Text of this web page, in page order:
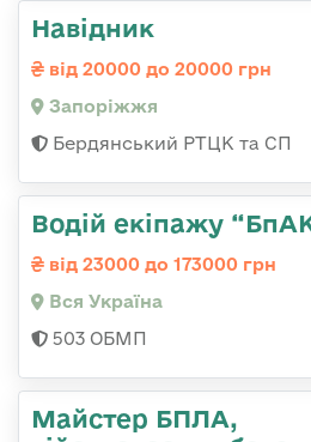
Навідник
від 20000 до 20000 грн
Запоріжжя
Бердянський РТЦК та СП
Водій екіпажу
від 23000 до 173000 грн
Вся Україна
503 ОБМП
Майстер БПЛА,